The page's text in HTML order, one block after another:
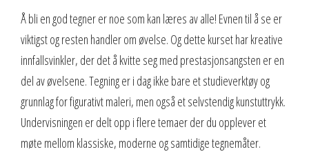
Å bli en god tegner er noe som kan læres av alle! Evnen til å se er
viktigst og resten handler om øvelse. Og dette kurset har kreative
innfallsvinkler, der det å kvitte seg med prestasjonsangsten er en
del av øvelsene. Tegning er i dag ikke bare et studieverktøy og
grunnlag for figurativt maleri, men også et selvstendig kunstuttrykk.
Undervisningen er delt opp i flere temaer der du opplever et
møte mellom klassiske, moderne og samtidige tegnemåter.